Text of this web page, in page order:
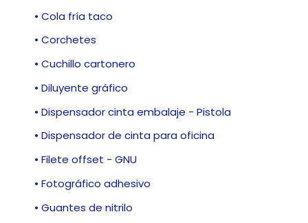
• Cola fría taco
• Corchetes
• Cuchillo cartonero
• Diluyente gráfico
• Dispensador cinta embalaje - Pistola
• Dispensador de cinta para oficina
• Filete offset - GNU
• Fotográfico adhesivo
• Guantes de nitrilo